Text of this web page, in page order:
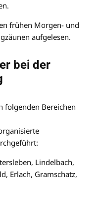
frühen Morgen- und
aufgelesen.
bei der
folgenden Bereichen
Lindelbach,
Erlach, Gramschatz,